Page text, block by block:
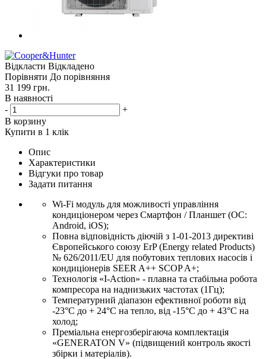
Відкласти Відкладено
Порівняти До порівняння
31 199 грн.
В наявності
-
+
В корзину
Купити в 1 клік
Опис
Характеристики
Відгуки про товар
Задати питання
Wi-Fi модуль для можливості управління
кондиціонером через Смартфон / Планшет (ОС:
Android, iOS);
Повна відповідність діючій з 1-01-2013 директиві
Європейського союзу ErP (Energy related Products)
№ 626/2011/EU для побутових теплових насосів і
кондиціонерів SEER A++ SCOP A+;
Технологія «I-Action» - плавна та стабільна робота
компресора на наднизьких частотах (1Гц);
Температурний діапазон ефективної роботи від
-23°C до + 24°C на тепло, від -15°C до + 43°C на
холод;
Преміальна енергозберігаюча комплектація
«GENERATON V» (підвищений контроль якості
збірки і матеріалів).